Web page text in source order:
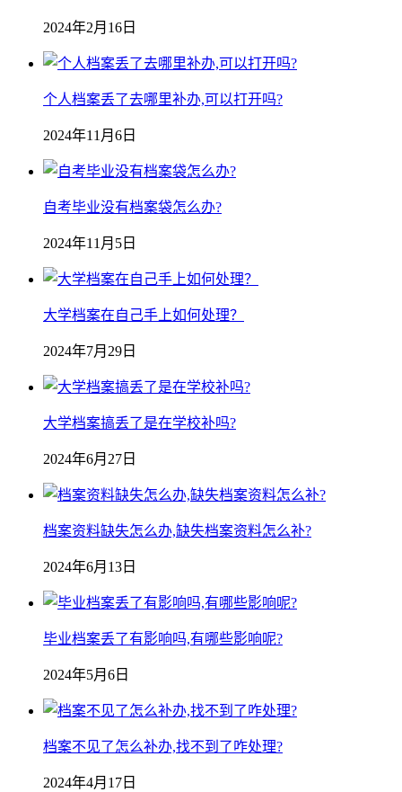
2024年2月16日
个人档案丢了去哪里补办,可以打开吗?
2024年11月6日
自考毕业没有档案袋怎么办?
2024年11月5日
大学档案在自己手上如何处理？
2024年7月29日
大学档案搞丢了是在学校补吗?
2024年6月27日
档案资料缺失怎么办,缺失档案资料怎么补?
2024年6月13日
毕业档案丢了有影响吗,有哪些影响呢?
2024年5月6日
档案不见了怎么补办,找不到了咋处理?
2024年4月17日